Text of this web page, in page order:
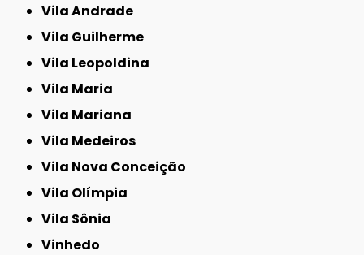
Vila Andrade
Vila Guilherme
Vila Leopoldina
Vila Maria
Vila Mariana
Vila Medeiros
Vila Nova Conceição
Vila Olímpia
Vila Sônia
Vinhedo